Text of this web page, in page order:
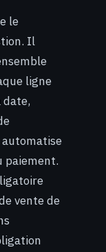
le
Il
ligne
paiement.
vente de